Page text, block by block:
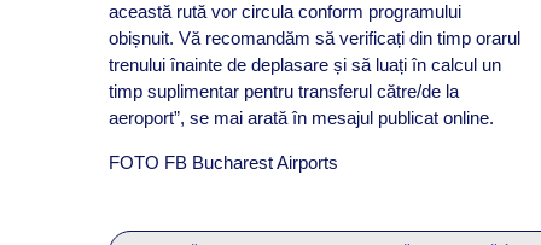
această rută vor circula conform programului
obișnuit. Vă recomandăm să verificați din timp orarul
trenului înainte de deplasare și să luați în calcul un
timp suplimentar pentru transferul către/de la
aeroport”, se mai arată în mesajul publicat online.
FOTO FB Bucharest Airports